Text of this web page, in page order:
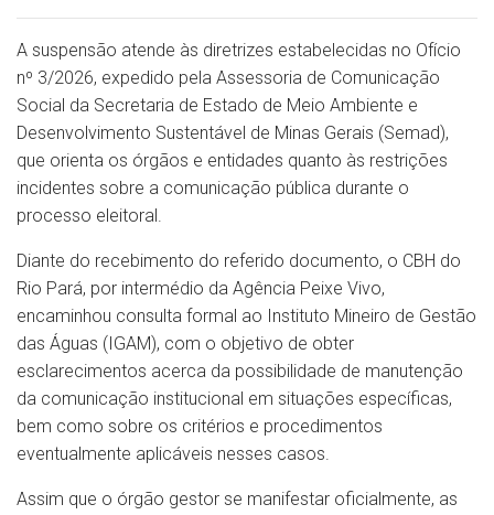
A suspensão atende às diretrizes estabelecidas no Ofício
nº 3/2026, expedido pela Assessoria de Comunicação
Social da Secretaria de Estado de Meio Ambiente e
Desenvolvimento Sustentável de Minas Gerais (Semad),
que orienta os órgãos e entidades quanto às restrições
incidentes sobre a comunicação pública durante o
processo eleitoral.
Diante do recebimento do referido documento, o CBH do
Rio Pará, por intermédio da Agência Peixe Vivo,
encaminhou consulta formal ao Instituto Mineiro de Gestão
das Águas (IGAM), com o objetivo de obter
esclarecimentos acerca da possibilidade de manutenção
da comunicação institucional em situações específicas,
bem como sobre os critérios e procedimentos
eventualmente aplicáveis nesses casos.
Assim que o órgão gestor se manifestar oficialmente, as